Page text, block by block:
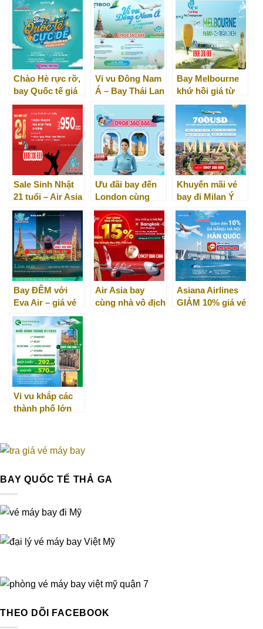
Chào Hè rực rỡ,
bay Quốc tế giá
như mơ với
Bamboo
Vi vu Đông Nam
Á – Bay Thái Lan
và Singapore
cực dễ
Bay Melbourne
khứ hồi giá từ
6.698K hãng
Bamboo Airways
Sale Sinh Nhật
21 tuổi – Air Asia
tung vé bay 0đ
Ưu đãi bay đến
London cùng
Vietnam Airlines
Khuyến mãi vé
bay đi Milan Ý
(khứ hồi) từ 700
USD
Bay ĐÊM với
Eva Air – giá vé
Siêu Ưu Đãi!
Air Asia bay
cùng nhà vô địch
Asiana Airlines
GIẢM 10% giá vé
Vi vu khắp các
thành phố lớn
Turkmenistan
Airlines
BAY QUỐC TẾ THẢ GA
THEO DÕI FACEBOOK